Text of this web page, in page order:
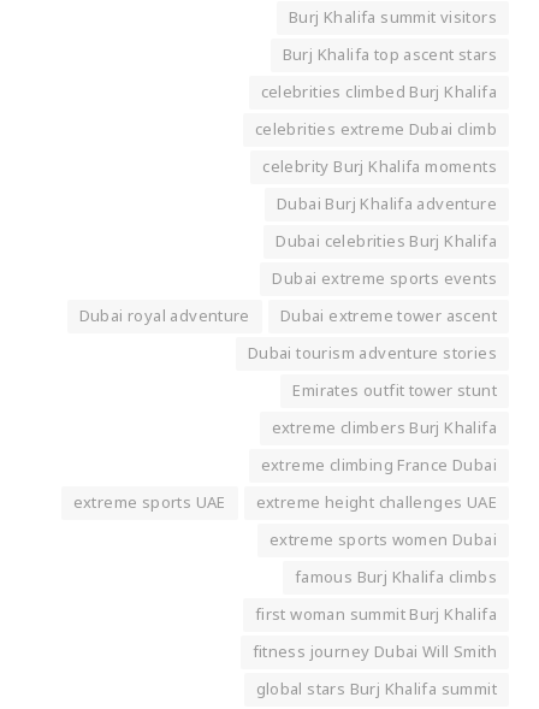
Burj Khalifa summit visitors
Burj Khalifa top ascent stars
celebrities climbed Burj Khalifa
celebrities extreme Dubai climb
celebrity Burj Khalifa moments
Dubai Burj Khalifa adventure
Dubai celebrities Burj Khalifa
Dubai extreme sports events
Dubai extreme tower ascent
Dubai royal adventure
Dubai tourism adventure stories
Emirates outfit tower stunt
extreme climbers Burj Khalifa
extreme climbing France Dubai
extreme height challenges UAE
extreme sports UAE
extreme sports women Dubai
famous Burj Khalifa climbs
first woman summit Burj Khalifa
fitness journey Dubai Will Smith
global stars Burj Khalifa summit